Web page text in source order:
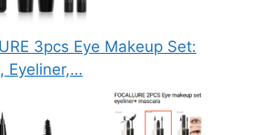
3pcs Eye Makeup Set:
Eyeliner,…